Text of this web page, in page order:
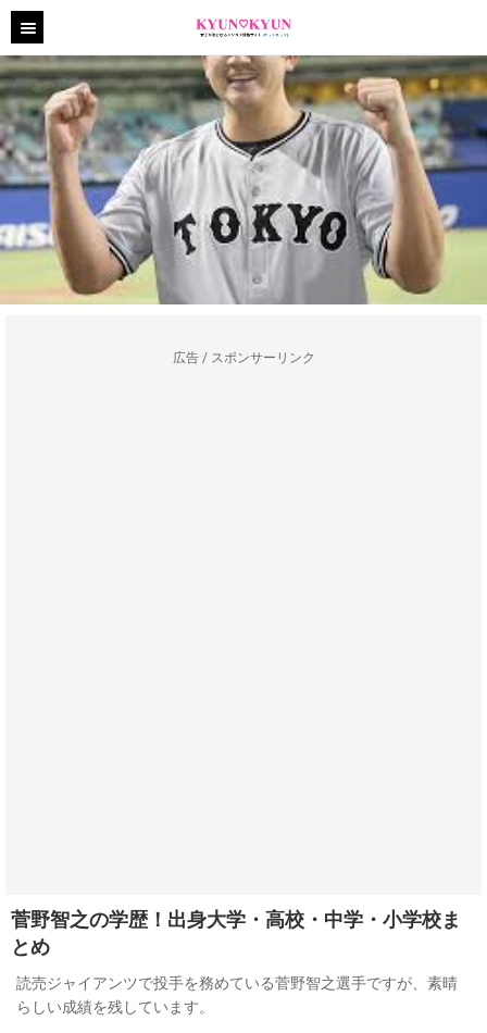
広告 / スポンサーリンク
菅野智之の学歴！出身大学・高校・中学・小学校ま
とめ
読売ジャイアンツで投手を務めている菅野智之選手ですが、素晴
らしい成績を残しています。